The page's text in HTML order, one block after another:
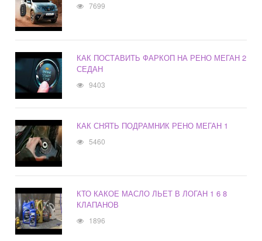
7699
КАК ПОСТАВИТЬ ФАРКОП НА РЕНО МЕГАН 2
СЕДАН
9403
КАК СНЯТЬ ПОДРАМНИК РЕНО МЕГАН 1
5460
КТО КАКОЕ МАСЛО ЛЬЕТ В ЛОГАН 1 6 8
КЛАПАНОВ
1896